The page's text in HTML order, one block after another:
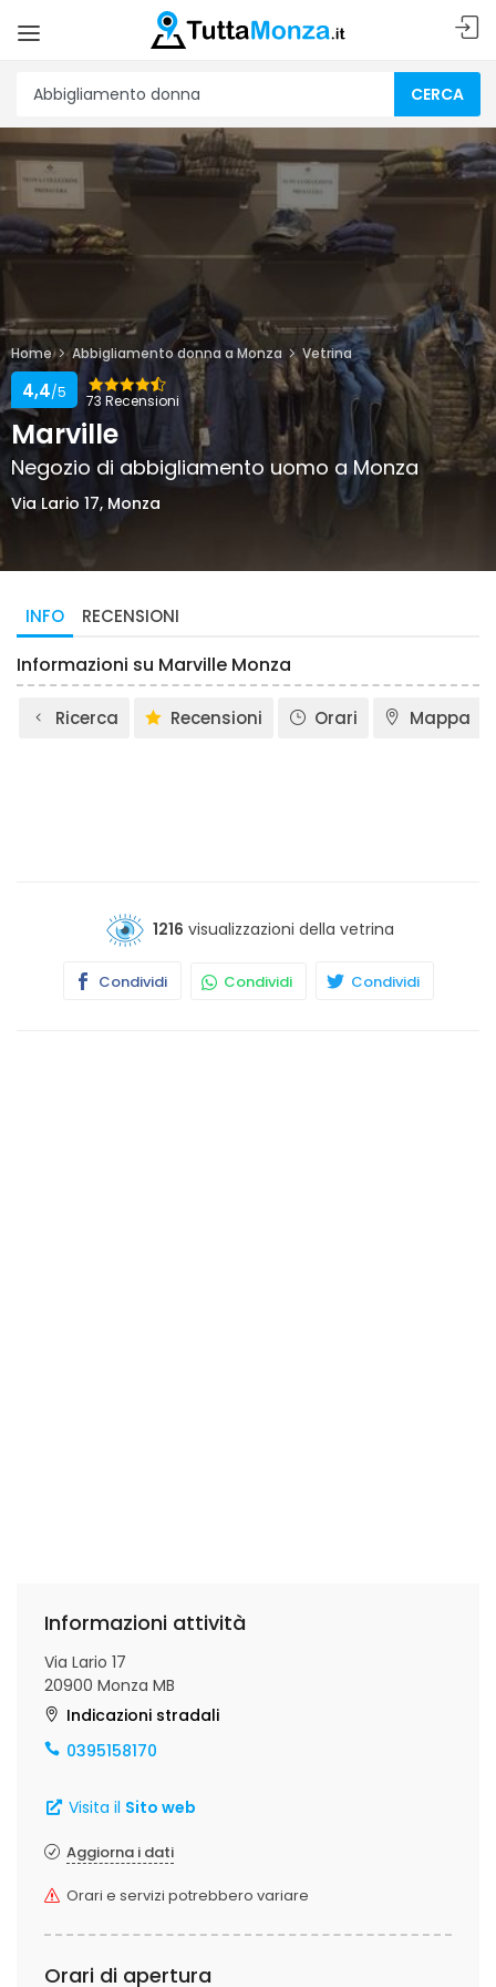
CERCA
Home Abbigliamento donna a Monza Vetrina
73 Recensioni
4,4/5
Marville
Negozio di abbigliamento uomo a Monza
Via Lario 17, Monza
INFO RECENSIONI
Informazioni su Marville Monza
Ricerca Recensioni Orari Mappa
1216 visualizzazioni della vetrina
Condividi Condividi Condividi
Informazioni attività
Via Lario 17
20900 Monza MB
Indicazioni stradali
0395158170
Visita il Sito web
Aggiorna i dati
Orari e servizi potrebbero variare
Orari di apertura